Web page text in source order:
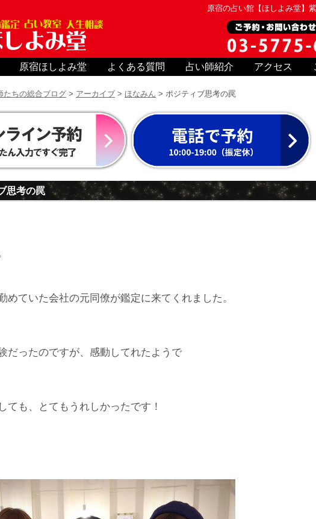
原宿の占い館【ほしよみ堂】
原宿ほしよみ堂 よくある質問 占い師紹介 アクセス
たちの総合ブログ > アーカイブ > ほなみん > ポジティブ思考の罠
思考の罠
めていた会社の元同僚が鑑定に来てくれました。
だったのですが、感動してれたようで
ても、とてもうれしかったです！